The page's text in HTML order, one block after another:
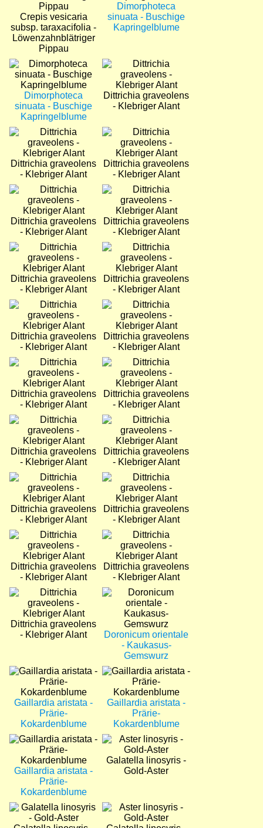
Crepis vesicaria
subsp. taraxacifolia -
Löwenzahnblätriger
Pippau
Dimorphoteca
sinuata - Buschige
Kapringelblume
Bild
Dimorphoteca
sinuata - Buschige
Kapringelblume
Bild
Dittrichia graveolens
- Klebriger Alant
Bild
Dittrichia graveolens
- Klebriger Alant
Bild
Dittrichia graveolens
- Klebriger Alant
Bild
Dittrichia graveolens
- Klebriger Alant
Bild
Dittrichia graveolens
- Klebriger Alant
Bild
Dittrichia graveolens
- Klebriger Alant
Bild
Dittrichia graveolens
- Klebriger Alant
Bild
Dittrichia graveolens
- Klebriger Alant
Bild
Dittrichia graveolens
- Klebriger Alant
Bild
Dittrichia graveolens
- Klebriger Alant
Bild
Dittrichia graveolens
- Klebriger Alant
Bild
Dittrichia graveolens
- Klebriger Alant
Bild
Dittrichia graveolens
- Klebriger Alant
Bild
Dittrichia graveolens
- Klebriger Alant
Bild
Dittrichia graveolens
- Klebriger Alant
Bild
Dittrichia graveolens
- Klebriger Alant
Bild
Dittrichia graveolens
- Klebriger Alant
Bild
Dittrichia graveolens
- Klebriger Alant
Bild
Doronicum orientale
- Kaukasus-
Gemswurz
Bild
Gaillardia aristata -
Prärie-
Kokardenblume
Bild
Gaillardia aristata -
Prärie-
Kokardenblume
Bild
Gaillardia aristata -
Prärie-
Kokardenblume
Bild
Galatella linosyris -
Gold-Aster
Bild Bild